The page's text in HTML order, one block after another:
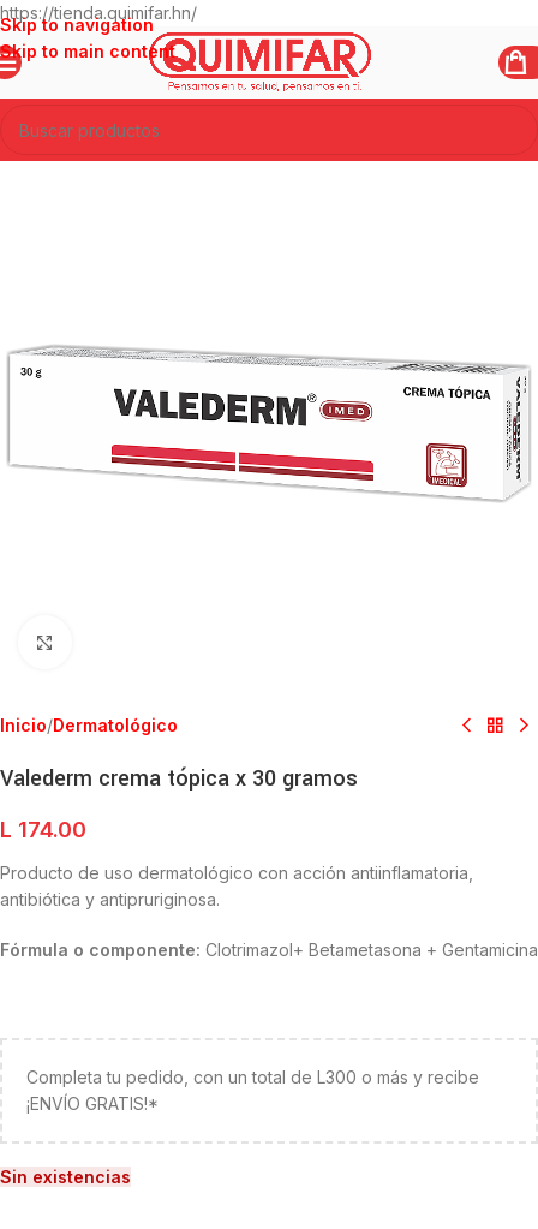
https://tienda.quimifar.hn/
Skip to navigation
Skip to main content
Inicio/Dermatológico
Valederm crema tópica x 30 gramos
L 174.00
Producto de uso dermatológico con acción antiinflamatoria,
antibiótica y antipruriginosa.
Fórmula o componente: Clotrimazol+ Betametasona + Gentamicina
Completa tu pedido, con un total de L300 o más y recibe
¡ENVÍO GRATIS!*
Sin existencias